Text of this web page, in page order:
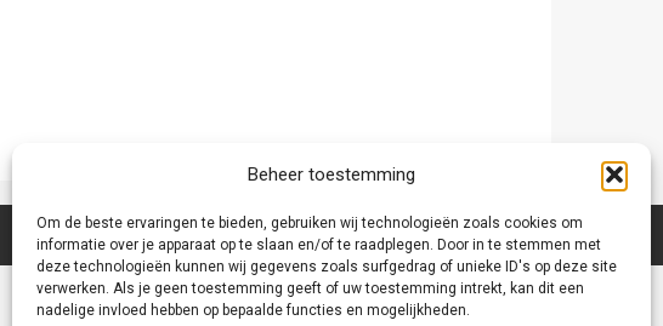
Beheer toestemming
Om de beste ervaringen te bieden, gebruiken wij technologieën zoals cookies om
informatie over je apparaat op te slaan en/of te raadplegen. Door in te stemmen met
deze technologieën kunnen wij gegevens zoals surfgedrag of unieke ID's op deze site
verwerken. Als je geen toestemming geeft of uw toestemming intrekt, kan dit een
nadelige invloed hebben op bepaalde functies en mogelijkheden.